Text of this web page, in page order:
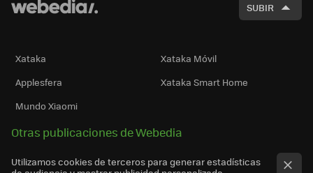
SUBIR
Xataka
Xataka Móvil
Applesfera
Xataka Smart Home
Mundo Xiaomi
Otras publicaciones de Webedia
Utilizamos cookies de terceros para generar estadísticas